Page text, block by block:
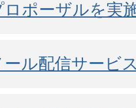
ロポーザルを実
ール配信サービ